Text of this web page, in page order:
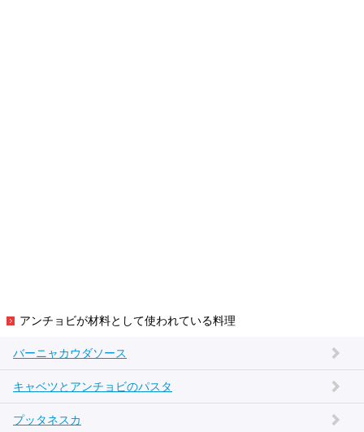
アンチョビが材料として使われている料理
バーニャカウダソース
キャベツとアンチョビのパスタ
プッタネスカ